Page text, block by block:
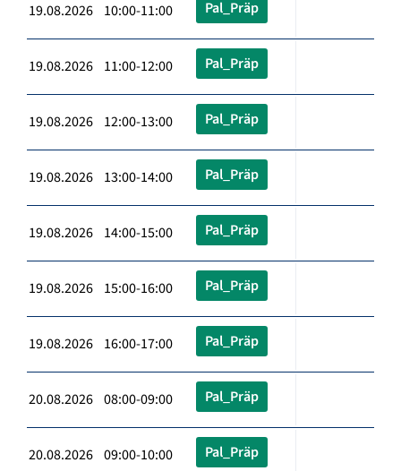
19.08.2026 10:00-11:00 Pal_Präp
19.08.2026 11:00-12:00 Pal_Präp
19.08.2026 12:00-13:00 Pal_Präp
19.08.2026 13:00-14:00 Pal_Präp
19.08.2026 14:00-15:00 Pal_Präp
19.08.2026 15:00-16:00 Pal_Präp
19.08.2026 16:00-17:00 Pal_Präp
20.08.2026 08:00-09:00 Pal_Präp
20.08.2026 09:00-10:00 Pal_Präp